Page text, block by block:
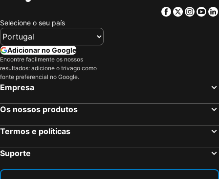
Teresina Hotel
Hotel Pio
Alfa Hotel Teresina
Jockey Class Hotel
Lis Hotel
Hotel Cabana
Flat Smart Residence Rua General Osorio 2919 apt 409 bairro Cabral Teresina-PI
Facebook
Twitter
Selecione o seu país
Adicionar no Google
Encontre facilmente os nossos
resultados: adicione o trivago como
fonte preferencial no Google.
Empresa
Os nossos produtos
Termos e políticas
Suporte